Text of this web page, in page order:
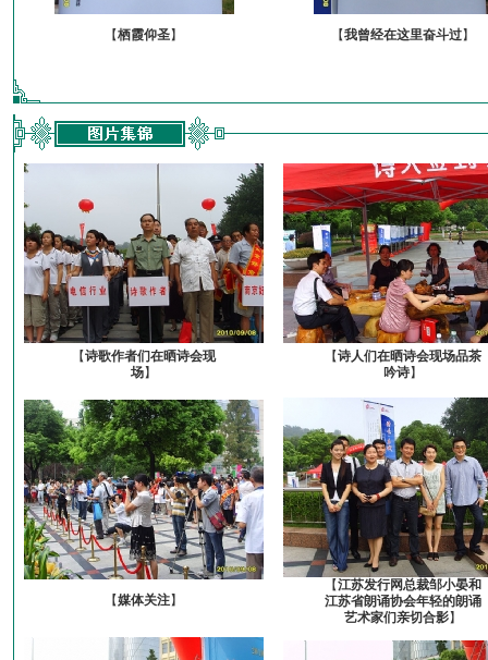
【栖霞仰圣】 【我曾经在这里奋斗过】
【诗歌作者们在晒诗会现
场】
【诗人们在晒诗会现场品茶
吟诗】
【媒体关注】
【江苏发行网总裁邹小晏和
江苏省朗诵协会年轻的朗诵
艺术家们亲切合影】